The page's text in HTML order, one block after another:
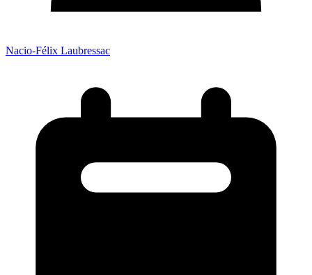
Nacio-Félix Laubressac